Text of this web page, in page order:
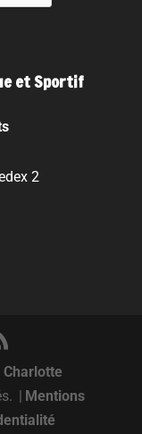
et Sportif
2
Charlotte
| Mentions